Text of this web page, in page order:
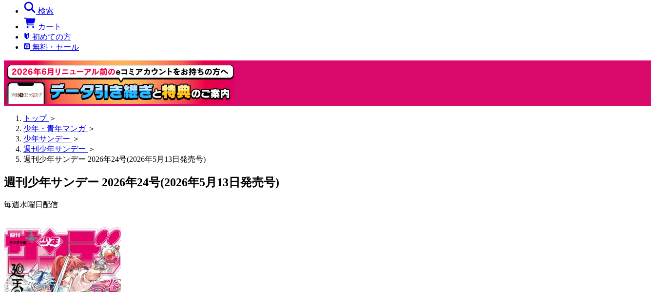
検索
カート
初めての方
無料・セール
トップ ＞
少年・青年マンガ ＞
少年サンデー ＞
週刊少年サンデー ＞
週刊少年サンデー 2026年24号(2026年5月13日発売号)
週刊少年サンデー 2026年24号(2026年5月13日発売号)
毎週水曜日配信